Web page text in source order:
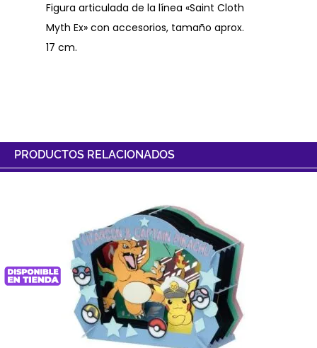
Figura articulada de la línea «Saint Cloth
Myth Ex» con accesorios, tamaño aprox.
17 cm.
PRODUCTOS RELACIONADOS